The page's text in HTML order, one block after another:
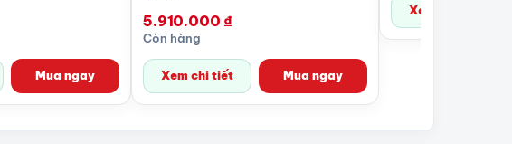
Mua ngay
5.910.000 ₫
Còn hàng
Xem chi tiết Mua ngay
Xem chi tiết